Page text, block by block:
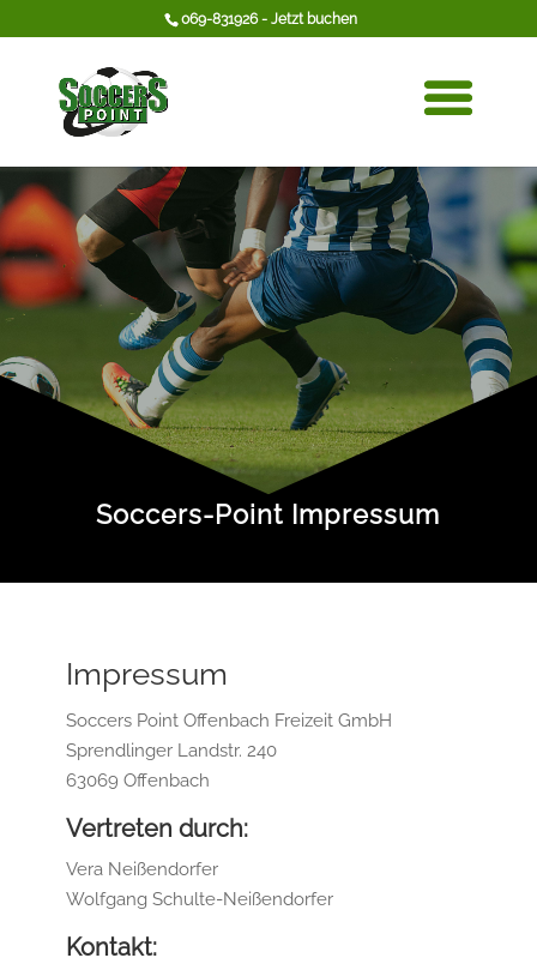
069-831926 - Jetzt buchen
Soccers-Point Impressum
Impressum
Soccers Point Offenbach Freizeit GmbH
Sprendlinger Landstr. 240
63069 Offenbach
Vertreten durch:
Vera Neißendorfer
Wolfgang Schulte-Neißendorfer
Kontakt: